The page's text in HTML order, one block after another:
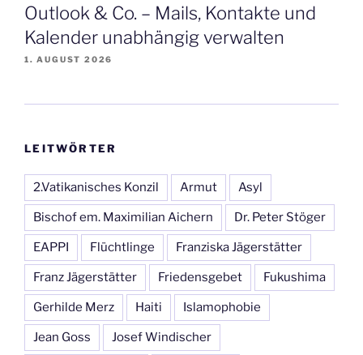
Outlook & Co. – Mails, Kontakte und
Kalender unabhängig verwalten
1. AUGUST 2026
LEITWÖRTER
2.Vatikanisches Konzil Armut Asyl
Bischof em. Maximilian Aichern Dr. Peter Stöger
EAPPI Flüchtlinge Franziska Jägerstätter
Franz Jägerstätter Friedensgebet Fukushima
Gerhilde Merz Haiti Islamophobie
Jean Goss Josef Windischer